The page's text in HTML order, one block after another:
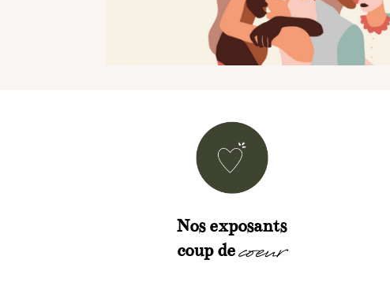
Nos exposants
coup decoeur